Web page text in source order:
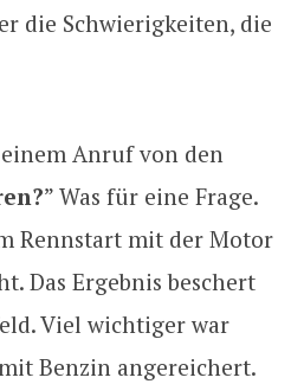
die Schwierigkeiten, die
Anruf von den
” Was für eine Frage.
Rennstart mit der Motor
Das Ergebnis beschert
Viel wichtiger war
Benzin angereichert.